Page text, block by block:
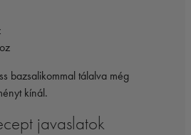
bazsalikommal tálalva még
kínál.
javaslatok